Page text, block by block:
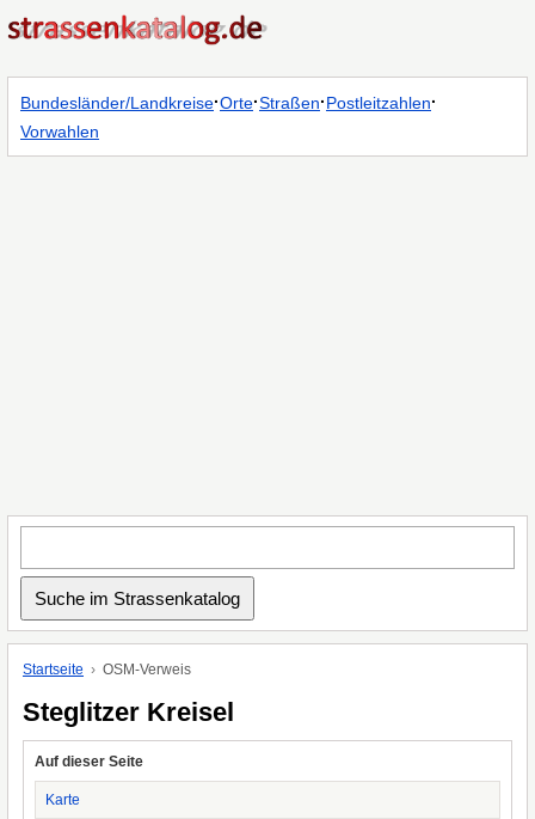
Bundesländer/Landkreise·Orte·Straßen·Postleitzahlen·
Vorwahlen
Startseite OSM-Verweis
Steglitzer Kreisel
Auf dieser Seite
Karte